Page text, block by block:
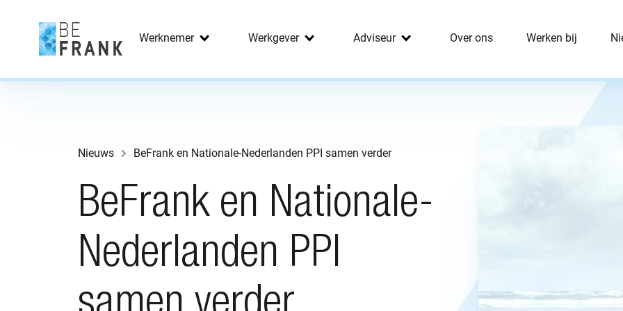
Werknemer Werkgever Adviseur Over ons Werken bij
Nieuws BeFrank en Nationale-Nederlanden PPI samen verder
BeFrank en Nationale-
Nederlanden PPI